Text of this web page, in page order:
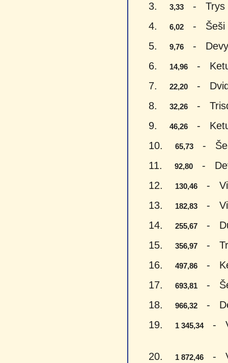
3.
3,33
- Trys
4.
6,02
- Šeši
5.
9,76
-
6.
14,96
-
7.
22,20
-
8.
32,26
-
9.
46,26
-
10.
65,73
-
11.
92,80
-
12.
130,46
-
13.
182,83
-
14.
255,67
- Du
15.
356,97
-
16.
497,86
-
17.
693,81
-
18.
966,32
-
19.
1 345,34-
20. 1 872,46 -